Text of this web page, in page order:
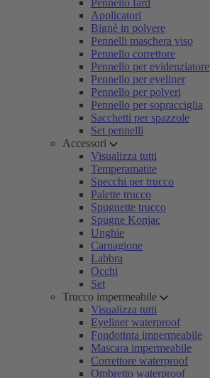
Pennello fard
Applicatori
Bignè in polvere
Pennelli maschera viso
Pennello correttore
Pennello per evidenziatore
Pennello per eyeliner
Pennello per polveri
Pennello per sopracciglia
Sacchetti per spazzole
Set pennelli
Accessori
Visualizza tutti
Temperamatite
Specchi per trucco
Palette trucco
Spugnette trucco
Spugne Konjac
Unghie
Carnagione
Labbra
Occhi
Set
Trucco impermeabile
Visualizza tutti
Eyeliner waterproof
Fondotinta impermeabile
Mascara impermeabile
Correttore waterproof
Ombretto waterproof